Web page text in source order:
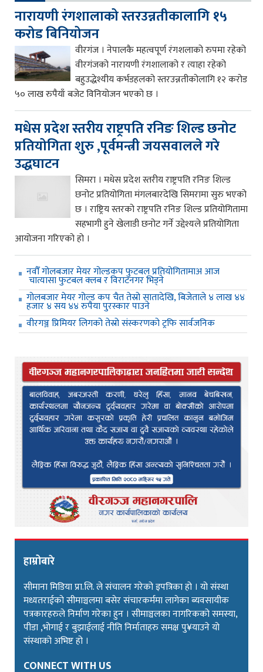
नारायणी रंगशालाको स्तरउन्नतीकालागि १५
करोड बिनियोजन
वीरगंज । नेपालकै महत्वपूर्ण रंगशलाको रुपमा रहेको
वीरगंजको नारायणी रंगशालाको र त्याहा रहेको
बहुउद्धेश्यीय कर्भडहलको स्तरउन्नतीकोलागि १२ करोड
५० लाख रुपैयाँ बजेट विनियोजन भएको छ ।
मधेस प्रदेश स्तरीय राष्ट्रपति रनिङ शिल्ड छनोट
प्रतियोगिता शुरु ,पूर्वमन्त्री जयसवालले गरे
उद्धघाटन
सिमरा । मधेस प्रदेश स्तरीय राष्ट्रपति रनिङ शिल्ड
छनोट प्रतियोगिता मंगलबारदेखि सिमरामा सुरु भएको
छ । राष्ट्रिय स्तरको राष्ट्रपति रनिङ शिल्ड प्रतियोगितामा
सहभागी हुने खेलाडी छनोट गर्ने उद्देश्यले प्रतियोगिता
आयोजना गरिएको हो ।
नवौँ गोलबजार मेयर गोल्डकप फुटबल प्रतियोगितामाअ आज
चात्यासा फुटबल क्लब र विराटनगर भिड्ने
गोलबजार मेयर गोल्ड कप चैत तेस्रो सातादेखि, बिजेताले ४ लाख ४४
हजार ४ सय ४४ रुपैया पुरस्कार पाउने
वीरगञ्ज प्रिमियर लिगको तेस्रो संस्करणको ट्रफि सार्वजनिक
हाम्रोबारे
सीमाना मिडिया प्रा.लि. ले संचालन गरेको इपत्रिका हो । यो संस्था
मध्यतराईको सीमाञ्चलमा बसेर संचारकर्ममा लागेका ब्यवसायीक
पत्रकारहरुले निर्माण गरेका हुन । सीमाञ्चलका नागरिकको समस्या,
पीडा ,भोगाई र बुझाईलाई नीति निर्माताहरु समक्ष पु¥याउने यो
संस्थाको अभिष्ट हो ।
CONNECT WITH US